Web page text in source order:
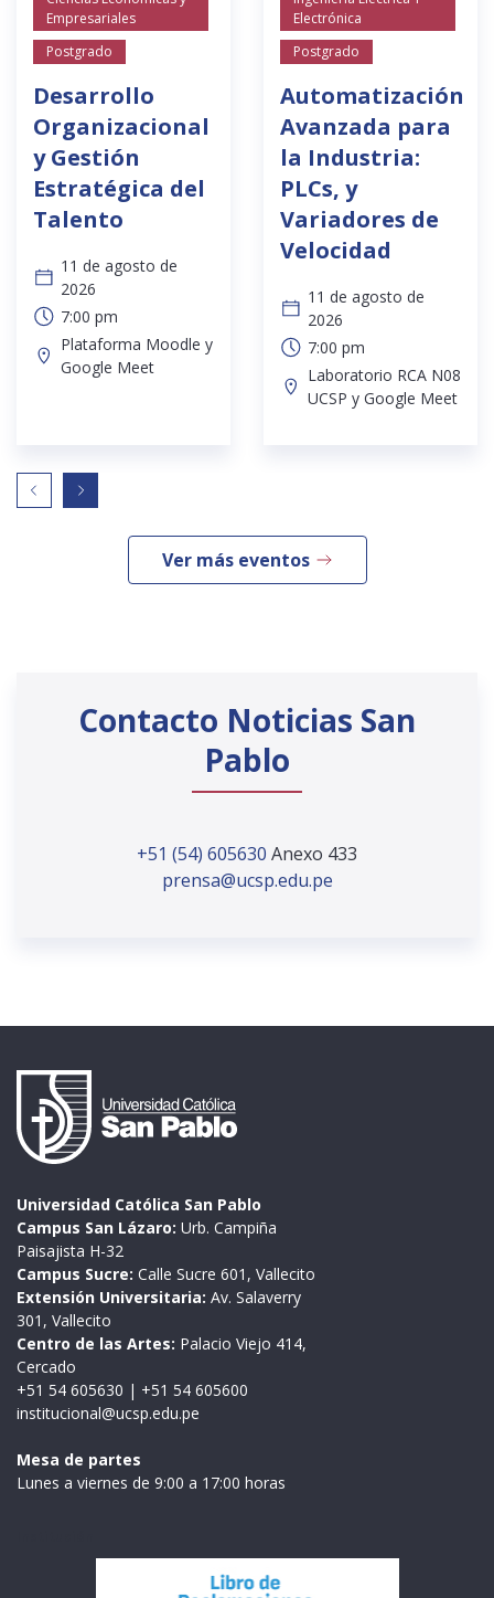
Empresariales
Postgrado
Desarrollo
Organizacional
y Gestión
Estratégica del
Talento
11 de agosto de
2026
7:00 pm
Plataforma Moodle y
Google Meet
Electrónica
Postgrado
Automatización
Avanzada para
la Industria:
PLCs, y
Variadores de
Velocidad
11 de agosto de
2026
7:00 pm
Laboratorio RCA N08
UCSP y Google Meet
Ver más eventos
Contacto Noticias San
Pablo
+51 (54) 605630 Anexo 433
prensa@ucsp.edu.pe
Universidad Católica San Pablo
Campus San Lázaro: Urb. Campiña
Paisajista H-32
Campus Sucre: Calle Sucre 601, Vallecito
Extensión Universitaria: Av. Salaverry
301, Vallecito
Centro de las Artes: Palacio Viejo 414,
Cercado
+51 54 605630 | +51 54 605600
institucional@ucsp.edu.pe
Mesa de partes
Lunes a viernes de 9:00 a 17:00 horas